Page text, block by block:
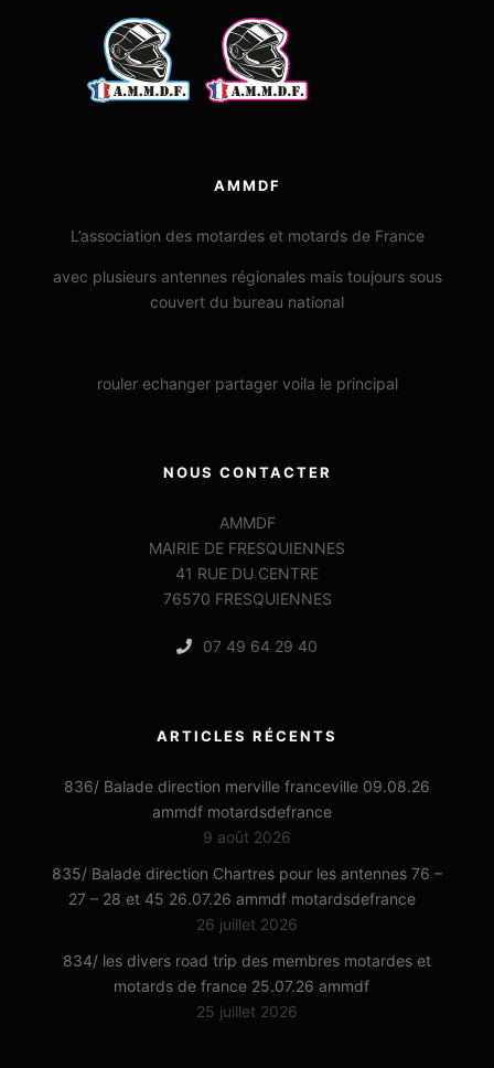
AMMDF
L’association des motardes et motards de France
avec plusieurs antennes régionales mais toujours sous
couvert du bureau national
rouler echanger partager voila le principal
NOUS CONTACTER
AMMDF
MAIRIE DE FRESQUIENNES
41 RUE DU CENTRE
76570 FRESQUIENNES
07 49 64 29 40
ARTICLES RÉCENTS
836/ Balade direction merville franceville 09.08.26
ammdf motardsdefrance
9 août 2026
835/ Balade direction Chartres pour les antennes 76 –
27 – 28 et 45 26.07.26 ammdf motardsdefrance
26 juillet 2026
834/ les divers road trip des membres motardes et
motards de france 25.07.26 ammdf
25 juillet 2026